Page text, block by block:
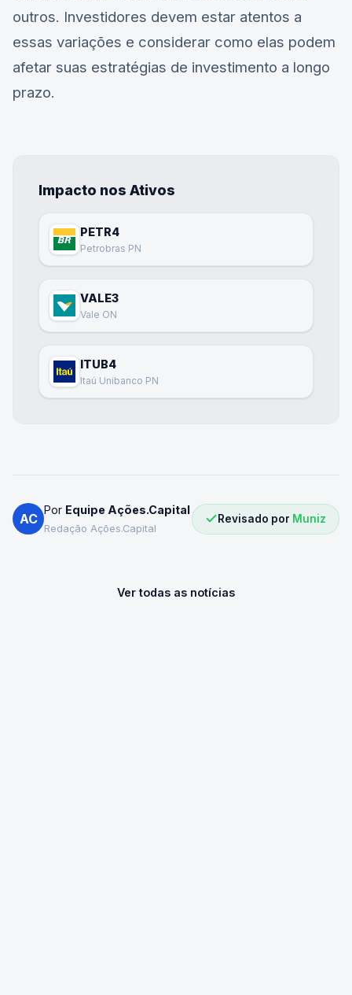
outros. Investidores devem estar atentos a
essas variações e considerar como elas podem
afetar suas estratégias de investimento a longo
prazo.
Impacto nos Ativos
PETR4
Petrobras PN
VALE3
Vale ON
ITUB4
Itaú Unibanco PN
AC
Por Equipe Ações.Capital
Redação Ações.Capital
Revisado por Muniz
Ver todas as notícias